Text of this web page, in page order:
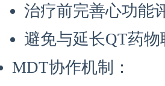
治疗前完善心功能
避免与延长QT药物
MDT协作机制：